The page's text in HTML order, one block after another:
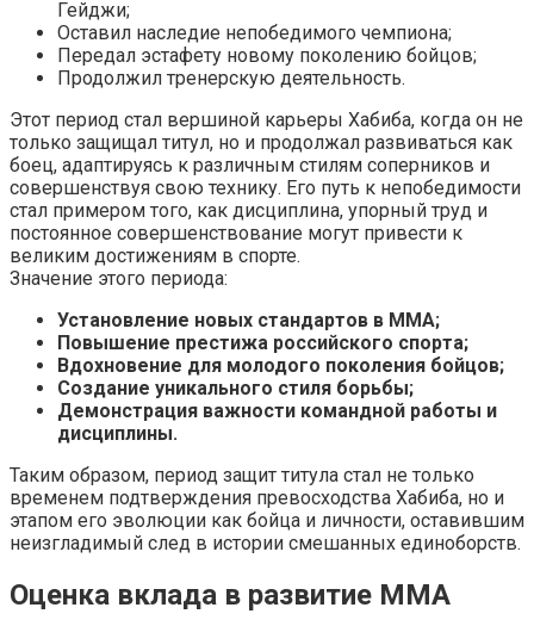
Гейджи;
Оставил наследие непобедимого чемпиона;
Передал эстафету новому поколению бойцов;
Продолжил тренерскую деятельность.
Этот период стал вершиной карьеры Хабиба, когда он не
только защищал титул, но и продолжал развиваться как
боец, адаптируясь к различным стилям соперников и
совершенствуя свою технику. Его путь к непобедимости
стал примером того, как дисциплина, упорный труд и
постоянное совершенствование могут привести к
великим достижениям в спорте.
Значение этого периода:
Установление новых стандартов в ММА;
Повышение престижа российского спорта;
Вдохновение для молодого поколения бойцов;
Создание уникального стиля борьбы;
Демонстрация важности командной работы и
дисциплины.
Таким образом, период защит титула стал не только
временем подтверждения превосходства Хабиба, но и
этапом его эволюции как бойца и личности, оставившим
неизгладимый след в истории смешанных единоборств.
Оценка вклада в развитие ММА